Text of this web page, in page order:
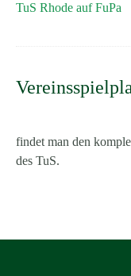
TuS Rhode auf FuPa
findet man den
des TuS.